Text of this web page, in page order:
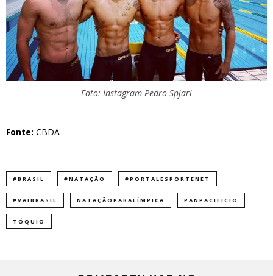
Foto: Instagram Pedro Spjari
Fonte: CBDA
#BRASIL #NATAÇÃO #PORTALESPORTENET
#VAIBRASIL NATAÇÃOPARALÍMPICA PANPACIFICIO
TÓQUIO